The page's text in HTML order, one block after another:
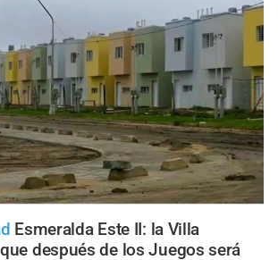
Esmeralda Este II: la Villa
después de los Juegos será